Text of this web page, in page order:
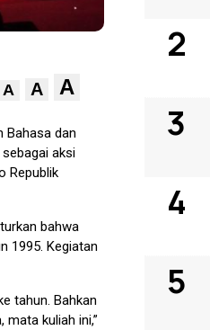
A A A
Bahasa dan
aksi
Republik
bahwa
1995. Kegiatan
tahun. ​Bahkan
kuliah ini,”